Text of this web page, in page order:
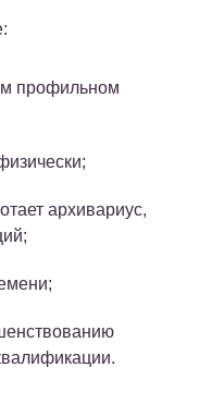
профильном
архивариус,